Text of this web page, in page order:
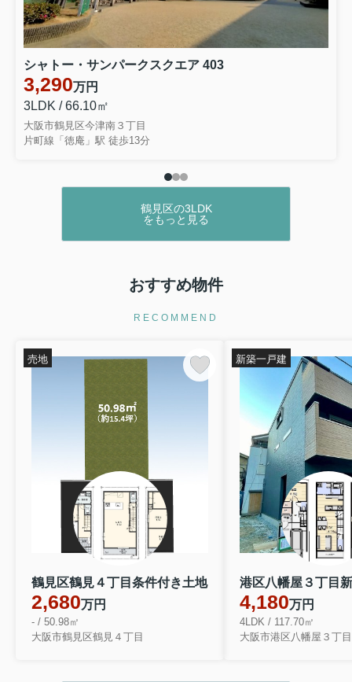
シャトー・サンパークスクエア 403
3,290万円
3LDK / 66.10㎡
大阪市鶴見区今津南３丁目
片町線「徳庵」駅 徒歩13分
鶴見区の3LDK
をもっと見る
おすすめ物件
RECOMMEND
鶴見区鶴見４丁目条件付き土地
2,680万円
- / 50.98㎡
大阪市鶴見区鶴見４丁目
売地
4,180万円
4LDK / 117.70㎡
大阪市港区八幡屋３丁目
新築一戸建